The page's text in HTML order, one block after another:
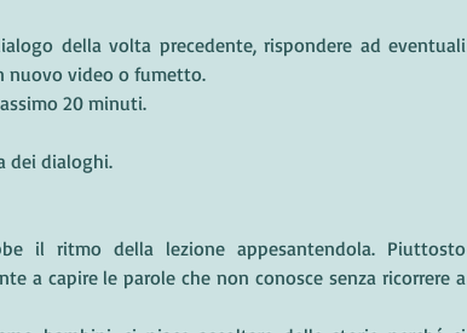
della volta precedente, rispondere ad eventuali
nuovo video o fumetto.
20 minuti.
dei dialoghi.
il ritmo della lezione appesantendola. Piuttosto
a capire le parole che non conosce senza ricorrere a